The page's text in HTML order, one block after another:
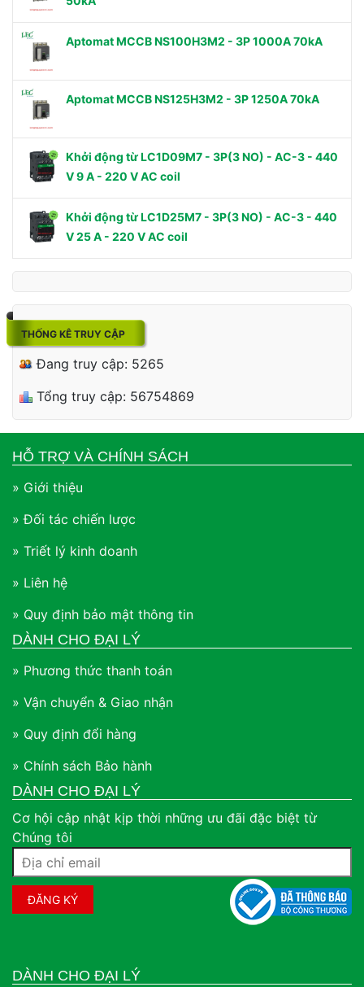
Aptomat MCCB NS100H3M2 - 3P 1000A 70kA
Aptomat MCCB NS125H3M2 - 3P 1250A 70kA
Khởi động từ LC1D09M7 - 3P(3 NO) - AC-3 - 440
V 9 A - 220 V AC coil
Khởi động từ LC1D25M7 - 3P(3 NO) - AC-3 - 440
V 25 A - 220 V AC coil
THỐNG KÊ TRUY CẬP
Đang truy cập: 5265
Tổng truy cập: 56754869
HỖ TRỢ VÀ CHÍNH SÁCH
» Giới thiệu
» Đối tác chiến lược
» Triết lý kinh doanh
» Liên hệ
» Quy định bảo mật thông tin
DÀNH CHO ĐẠI LÝ
» Phương thức thanh toán
» Vận chuyển & Giao nhận
» Quy định đổi hàng
» Chính sách Bảo hành
DÀNH CHO ĐẠI LÝ
Cơ hội cập nhật kịp thời những ưu đãi đặc biệt từ
Chúng tôi
DÀNH CHO ĐẠI LÝ